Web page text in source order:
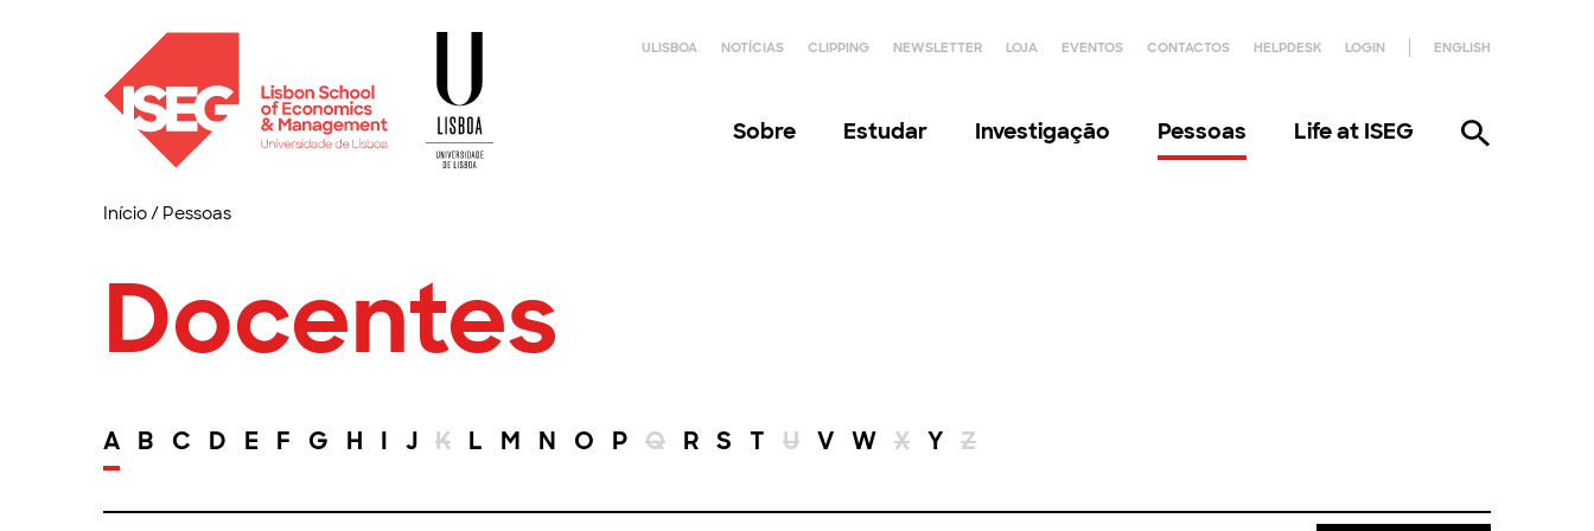
ULISBOA NOTÍCIAS CLIPPING NEWSLETTER LOJA EVENTOS CONTACTOS HELPDESK LOGIN ENGLISH
Sobre Estudar Investigação Pessoas Life at ISEG
Início/ Pessoas
Docentes
A B C D E F G H I J K L M N O P Q R S T U V W X Y Z